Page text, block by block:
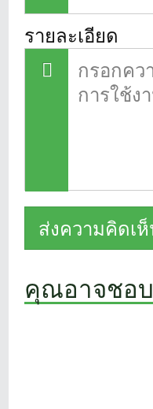
รายละเอียด
คุณอาจชอบ